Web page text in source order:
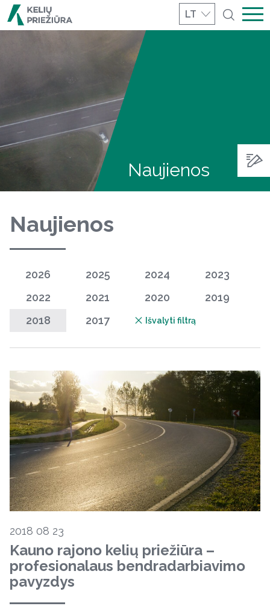
LT
Naujienos
Naujienos
2026 2025 2024
2023
2022
2021 2020
2019
2018
2017 Išvalyti filtrą
2018 08 23
Kauno rajono kelių priežiūra –
profesionalaus bendradarbiavimo
pavyzdys